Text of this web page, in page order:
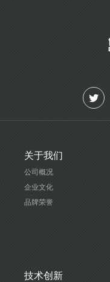
关于我们
公司概况
企业文化
品牌荣誉
技术创新